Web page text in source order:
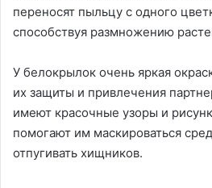
переносят пыльцу с одного
способствуя размножению
У белокрылок очень яркая
их защиты и привлечения
имеют красочные узоры и
помогают им маскироваться
отпугивать хищников.